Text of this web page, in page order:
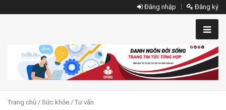
Đăng nhập Đăng ký
Trang chủ / Sức khỏe / Tư vấn